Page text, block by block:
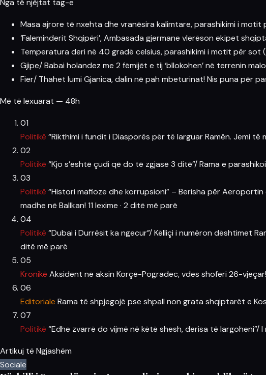
Nga të njëjtat tag-e
Masa ajrore të nxehta dhe vranësira kalimtare, parashikimi i
‘Faleminderit Shqipëri’, Ambasada gjermane vlerëson ekipet
Temperatura deri në 40 gradë celsius, parashikimi i motit për sot
Gjipe/ Babai holandez me 2 fëmijët e tij ‘bllokohen’ në terrenin
Fier/ Thahet lumi Gjanica, dalin në pah mbeturinat! Nis puna për
Më të lexuarat — 48h
01
Politikë “Rikthimi i fundit i Diasporës për të larguar Ramën. Jemi
02
Politikë “Kjo s’është çudi që do të zgjasë 3 ditë”/ Rama e
03
Politikë “Histori mafioze dhe korrupsioni” – Berisha për
madhe në Ballkan! 11 lexime · 2 ditë më parë
04
Politikë “Dubai i Durrësit ka ngecur”/ Këlliçi i numëron dështimet
ditë më parë
05
Kronikë Aksident në aksin Korçë-Pogradec, vdes shoferi 26-
06
Editoriale Rama të shpjegojë pse shpall non grata shqiptarët e
07
Politikë “Edhe zvarrë do vijmë në këtë shesh, derisa të
Artikuj të Ngjashëm
Sociale